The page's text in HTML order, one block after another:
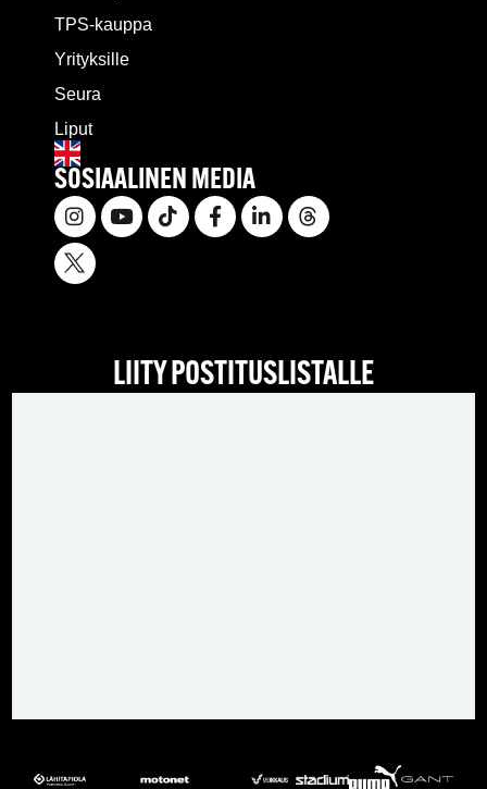
TPS-kauppa
Yrityksille
Seura
Liput
SOSIAALINEN MEDIA
LIITY POSTITUSLISTALLE